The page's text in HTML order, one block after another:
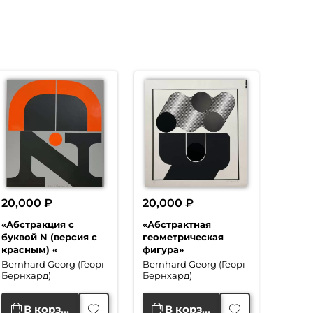
«Абстракция с
буквой N (версия с
красным) «
Bernhard Georg (Георг
Бернхард)
20,000 ₽
В корзину
«Абстрактная
геометрическая
фигура»
Bernhard Georg (Георг
Бернхард)
20,000 ₽
В корзину